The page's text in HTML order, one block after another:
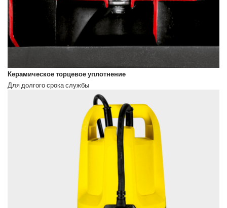
Керамическое торцевое уплотнение
Для долгого срока службы